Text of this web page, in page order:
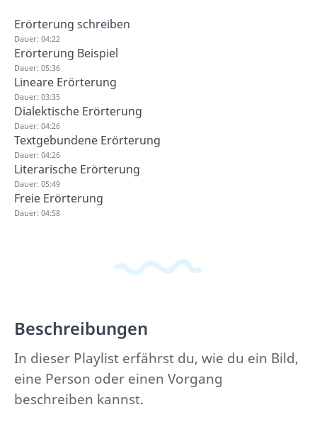
Erörterung schreiben
Dauer: 04:22
Erörterung Beispiel
Dauer: 05:36
Lineare Erörterung
Dauer: 03:35
Dialektische Erörterung
Dauer: 04:26
Textgebundene Erörterung
Dauer: 04:26
Literarische Erörterung
Dauer: 05:49
Freie Erörterung
Dauer: 04:58
Beschreibungen
In dieser Playlist erfährst du, wie du ein Bild,
eine Person oder einen Vorgang
beschreiben kannst.